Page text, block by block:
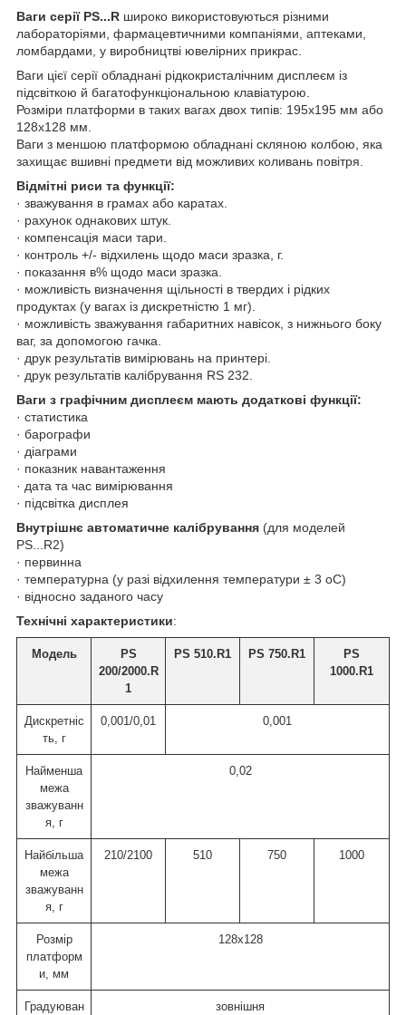
Ваги серії PS...R широко використовуються різними
лабораторіями, фармацевтичними компаніями, аптеками,
ломбардами, у виробництві ювелірних прикрас.
Ваги цієї серії обладнані рідкокристалічним дисплеєм із
підсвіткою й багатофункціональною клавіатурою.
Розміри платформи в таких вагах двох типів: 195х195 мм або
128х128 мм.
Ваги з меншою платформою обладнані скляною колбою, яка
захищає вшивні предмети від можливих коливань повітря.
Відмітні риси та функції:
· зважування в грамах або каратах.
· рахунок однакових штук.
· компенсація маси тари.
· контроль +/- відхилень щодо маси зразка, г.
· показання в% щодо маси зразка.
· можливість визначення щільності в твердих і рідких
продуктах (у вагах із дискретністю 1 мг).
· можливість зважування габаритних навісок, з нижнього боку
ваг, за допомогою гачка.
· друк результатів вимірювань на принтері.
· друк результатів калібрування RS 232.
Ваги з графічним дисплеєм мають додаткові функції:
· статистика
· барографи
· діаграми
· показник навантаження
· дата та час вимірювання
· підсвітка дисплея
Внутрішнє автоматичне калібрування (для моделей
PS...R2)
· первинна
· температурна (у разі відхилення температури ± 3 oС)
· відносно заданого часу
Технічні характеристики:
Модель
PS
200/2000.R
1
PS 510.R1 PS 750.R1
PS
1000.R1
Дискретніс
ть, г
0,001/0,01 0,001
Найменша
межа
зважуванн
я, г
0,02
Найбільша
межа
зважуванн
я, г
210/2100 510 750 1000
Розмір
платформ
и, мм
128x128
Градуюван
зовнішня